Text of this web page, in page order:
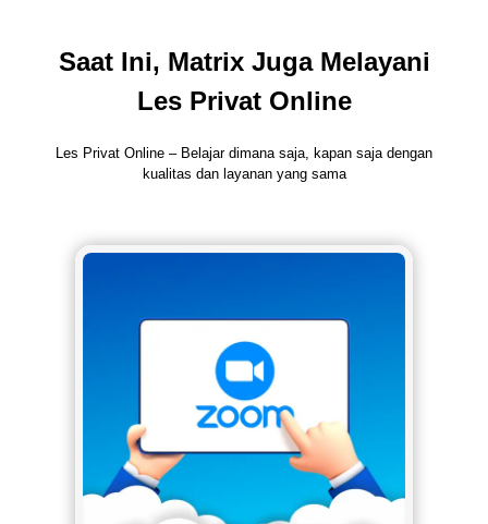
Saat Ini, Matrix Juga Melayani
Les Privat Online
Les Privat Online – Belajar dimana saja, kapan saja dengan
kualitas dan layanan yang sama